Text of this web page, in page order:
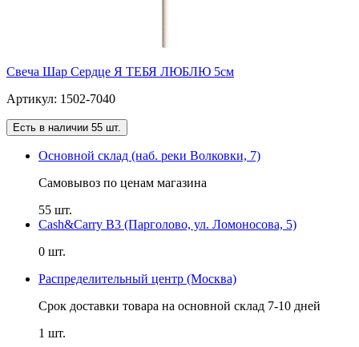
Свеча Шар Сердце Я ТЕБЯ ЛЮБЛЮ 5см
Артикул: 1502-7040
Есть в наличии 55 шт.
Основной склад (наб. реки Волковки, 7)
Самовывоз по ценам магазина
55 шт.
Cash&Carry B3 (Парголово, ул. Ломоносова, 5)
0 шт.
Распределительный центр (Москва)
Срок доставки товара на основной склад 7-10 дней
1 шт.